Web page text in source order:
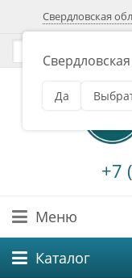
Свердловская
Да
+7
Меню
Каталог